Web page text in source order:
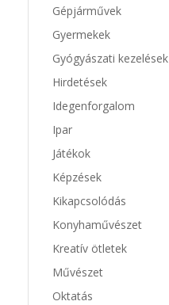
Gépjárművek
Gyermekek
Gyógyászati kezelések
Hirdetések
Idegenforgalom
Ipar
Játékok
Képzések
Kikapcsolódás
Konyhaművészet
Kreatív ötletek
Művészet
Oktatás